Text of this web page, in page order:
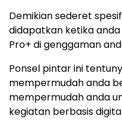
Demikian sederet
didapatkan ketika
Pro+ di genggaman
Ponsel pintar ini
mempermudah anda
mempermudah anda
kegiatan berbasis